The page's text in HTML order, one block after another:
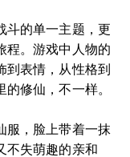
斗的单一主题，更
程。游戏中人物的
到表情，从性格到
修仙，不一样。
服，脸上带着一抹
不失萌趣的亲和